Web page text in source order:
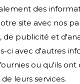
des
site avec nos
de publicité et
ci avec d'autres
ou qu'ils
leurs services.